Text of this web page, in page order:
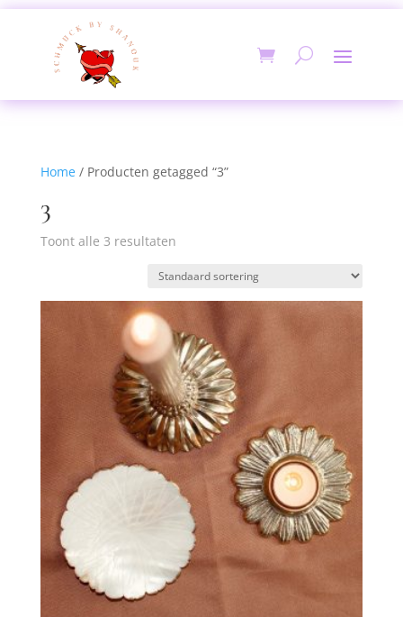
Home/ Producten getagged “3”
3
Toont alle 3 resultaten